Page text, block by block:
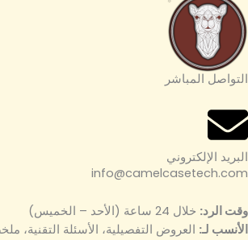
التواصل المباشر
البريد الإلكتروني
info@camelcasetech.com
وقت الرد: خلال 24 ساعة (الأحد – الخميس)
الأنسب لـ: العروض التفصيلية، الأسئلة التقنية،